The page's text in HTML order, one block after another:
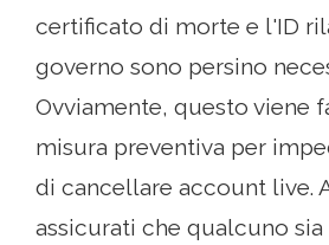
certificato di morte e l'ID
governo sono persino
Ovviamente, questo viene
misura preventiva per
di cancellare account live.
assicurati che qualcuno